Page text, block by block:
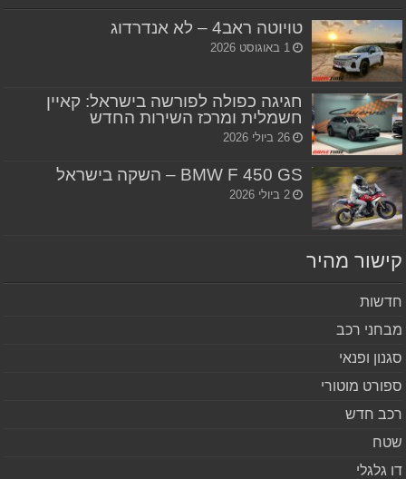
טויוטה ראב4 – לא אנדרדוג
1 באוגוסט 2026
חגיגה כפולה לפורשה בישראל: קאיין
חשמלית ומרכז השירות החדש
26 ביולי 2026
BMW F 450 GS – השקה בישראל
2 ביולי 2026
מהיר
רכב
ופנאי
מוטורי
חדש
גלגלי